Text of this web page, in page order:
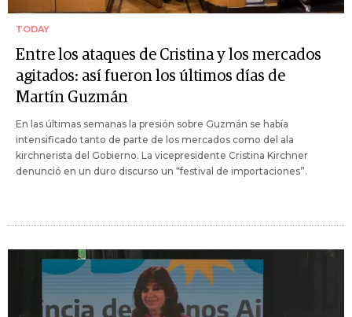
TODAY
Entre los ataques de Cristina y los mercados
agitados: así fueron los últimos días de
Martín Guzmán
En las últimas semanas la presión sobre Guzmán se había
intensificado tanto de parte de los mercados como del ala
kirchnerista del Gobierno. La vicepresidente Cristina Kirchner
denunció en un duro discurso un “festival de importaciones”.